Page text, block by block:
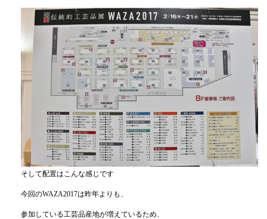
そして配置はこんな感じです
今回のWAZA2017は昨年よりも、
参加している工芸品産地が増えているため、